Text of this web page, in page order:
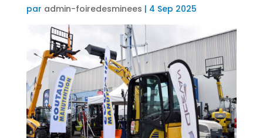
par admin-foiredesminees | 4 Sep 2025